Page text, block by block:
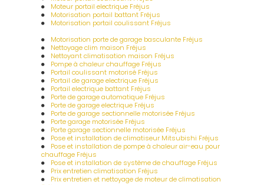
Moteur portail electrique Fréjus
Motorisation portail battant Fréjus
Motorisation portail coulissant Fréjus
Motorisation porte de garage basculante Fréjus
Nettoyage clim maison Fréjus
Nettoyant climatisation maison Fréjus
Pompe à chaleur chauffage Fréjus
Portail coulissant motorisé Fréjus
Portail de garage electrique Fréjus
Portail electrique battant Fréjus
Porte de garage automatique Fréjus
Porte de garage electrique Fréjus
Porte de garage sectionnelle motorisée Fréjus
Porte garage motorisée Fréjus
Porte garage sectionnelle motorisée Fréjus
Pose et installation de climatiseur Mitsubishi Fréjus
Pose et installation de pompe à chaleur air-eau pour
chauffage Fréjus
Pose et installation de système de chauffage Fréjus
Prix entretien climatisation Fréjus
Prix entretien et nettoyage de moteur de climatisation